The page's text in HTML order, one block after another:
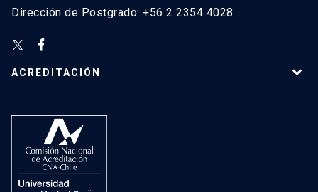
Dirección de Postgrado: +56 2 2354 4028
ACREDITACIÓN